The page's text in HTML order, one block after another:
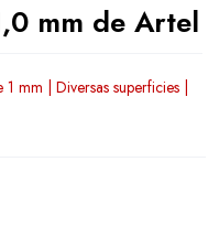
mm de Artel
mm | Diversas superficies |